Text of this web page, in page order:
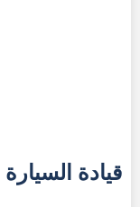
قيادة